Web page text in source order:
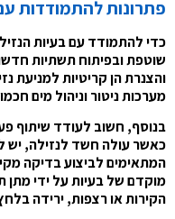
פתרונות להתמודדות
כדי להתמודד עם בעיות
שוטפת ובפיתוח תשתיות
והצנרת הן קריטיות למניעת
מערכות ניטור וניהול מים
בנוסף, חשוב לעודד שיתוף
כאשר עולה חשד לנזילה, יש
המתאימים לביצוע בדיקה
מוקדם של בעיות על ידי מתן
הקירות או רצפות, ירידה